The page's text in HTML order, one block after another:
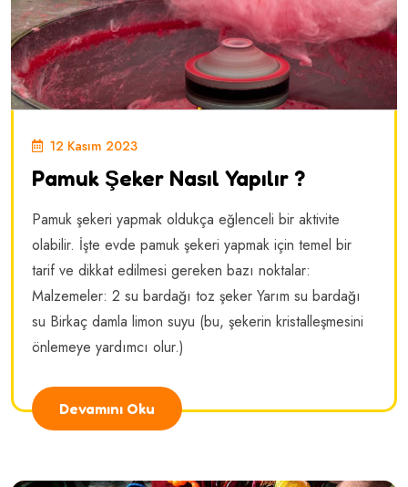
12 Kasım 2023
Pamuk Şeker Nasıl Yapılır ?
Pamuk şekeri yapmak oldukça eğlenceli bir aktivite
olabilir. İşte evde pamuk şekeri yapmak için temel bir
tarif ve dikkat edilmesi gereken bazı noktalar:
Malzemeler: 2 su bardağı toz şeker Yarım su bardağı
su Birkaç damla limon suyu (bu, şekerin kristalleşmesini
önlemeye yardımcı olur.)
Devamını Oku